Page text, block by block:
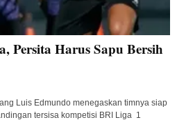
Persita Harus Sapu Bersih
Luis Edmundo menegaskan timnya siap
tersisa kompetisi BRI Liga 1